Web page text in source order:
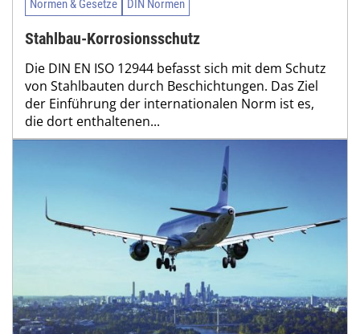
Normen & Gesetze DIN Normen
Stahlbau-Korrosionsschutz
Die DIN EN ISO 12944 befasst sich mit dem Schutz
von Stahlbauten durch Beschichtungen. Das Ziel
der Einführung der internationalen Norm ist es,
die dort enthaltenen...